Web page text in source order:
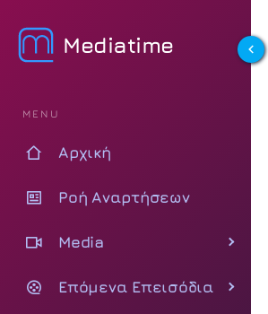
Mediatime
MENU
Αρχική
Ροή Αναρτήσεων
Media
Επόμενα Επεισόδια